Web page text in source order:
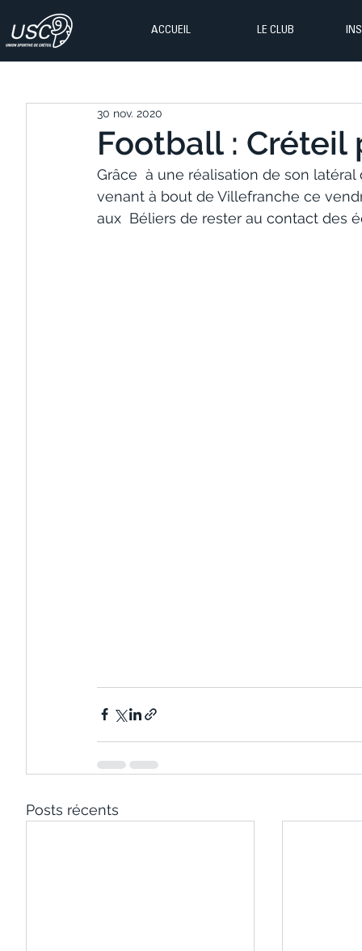
ACCUEIL LE CLUB
Football : Créteil
30 nov. 2020
Grâce  à une réalisation de son
venant à bout de Villefranche ce
aux  Béliers de rester au contact des
Posts récents